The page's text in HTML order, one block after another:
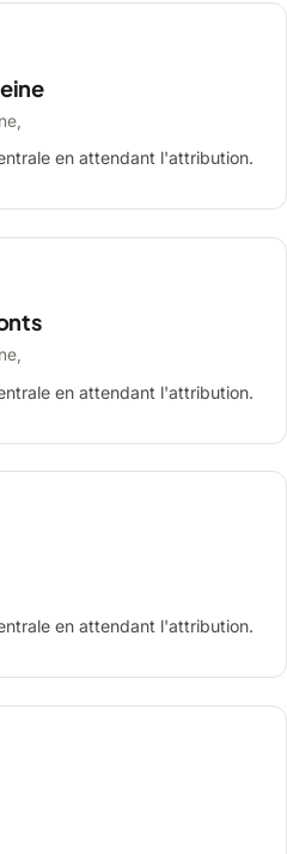
en attendant l'attribution.
en attendant l'attribution.
en attendant l'attribution.